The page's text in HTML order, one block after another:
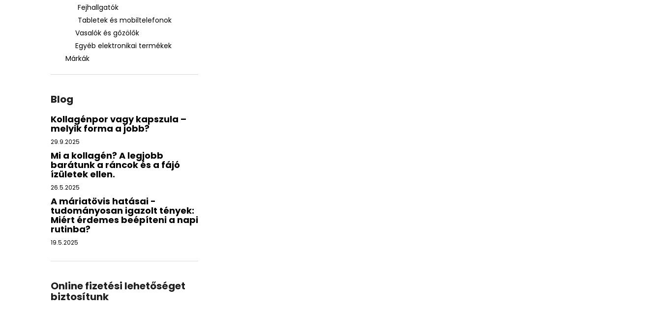
Fejhallgatók
Tabletek és mobiltelefonok
Vasalók és gőzölők
Egyéb elektronikai termékek
Márkák
Blog
Kollagénpor vagy kapszula –
melyik forma a jobb?
29.9.2025
Mi a kollagén? A legjobb
barátunk a ráncok és a fájó
ízületek ellen.
26.5.2025
A máriatövis hatásai -
tudományosan igazolt tények:
Miért érdemes beépíteni a napi
rutinba?
19.5.2025
Online fizetési lehetőséget
biztosítunk